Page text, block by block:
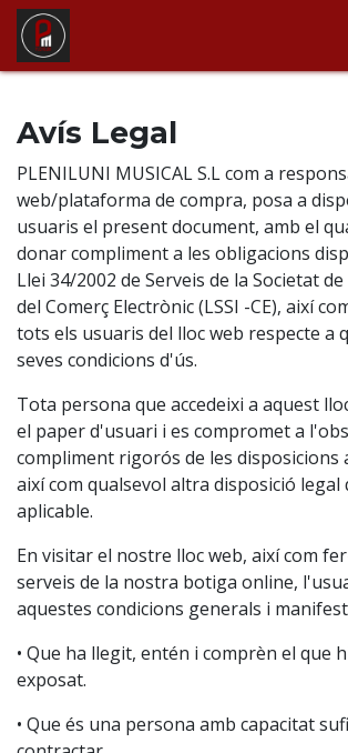
Ir al contenido
Avís Legal
PLENILUNI MUSICAL S.L com a
web/plataforma de compra, posa a
usuaris el present document, amb el
donar compliment a les obligacions
Llei 34/2002 de Serveis de la Societat
del Comerç Electrònic (LSSI -CE), així
tots els usuaris del lloc web respecte a
seves condicions d'ús.
Tota persona que accedeixi a aquest
el paper d'usuari i es compromet a
compliment rigorós de les disposicions
així com qualsevol altra disposició legal
aplicable.
En visitar el nostre lloc web, així com
serveis de la nostra botiga online,
aquestes condicions generals i
• Que ha llegit, entén i comprèn el que
exposat.
• Que és una persona amb capacitat